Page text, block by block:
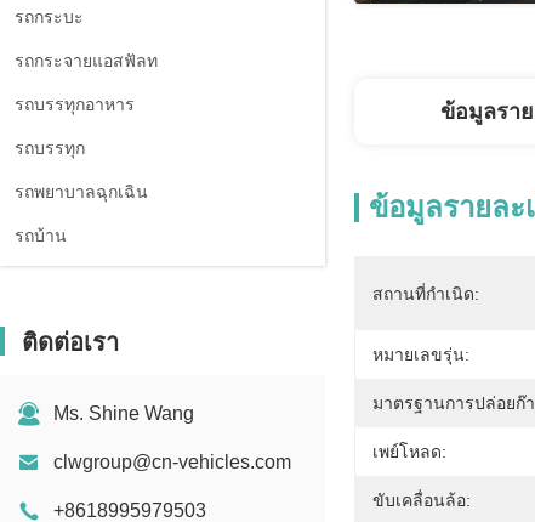
รถกระบะ
รถกระจายแอสฟัลท
รถบรรทุกอาหาร
รถบรรทุก
รถพยาบาลฉุกเฉิน
รถบ้าน
ติดต่อเรา
Ms. Shine Wang
clwgroup@cn-vehicles.com
+8618995979503
ข้อมูลรา
ข้อมูลรายละ
สถานที่กำเนิด:
หมายเลขรุ่น:
มาตรฐานการปล่อยก๊
เพย์โหลด:
ขับเคลื่อนล้อ: